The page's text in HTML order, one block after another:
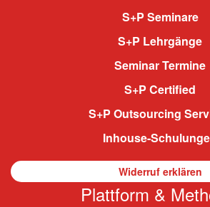
S+P Seminare
S+P Lehrgänge
Seminar Termine
S+P Certified
S+P Outsourcing
Inhouse-
Widerruf erklären
Plattform &